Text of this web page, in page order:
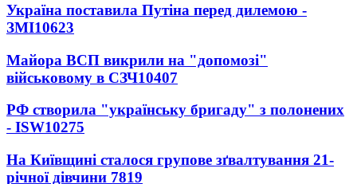
Україна поставила Путіна перед дилемою -
ЗМІ10623
Майора ВСП викрили на "допомозі"
військовому в СЗЧ10407
РФ створила "українську бригаду" з полонених
- ISW10275
На Київщині сталося групове зґвалтування 21-
річної дівчини 7819